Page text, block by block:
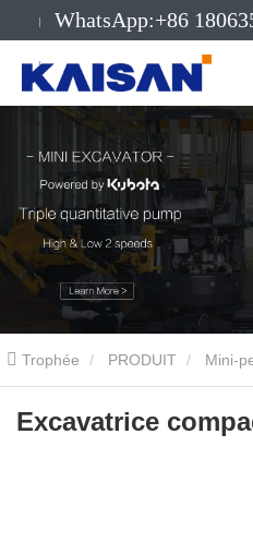
WhatsApp:+86
E-
Trophée PRODUIT Mini-
tonne Excavatrice compacte de
Excavatrice